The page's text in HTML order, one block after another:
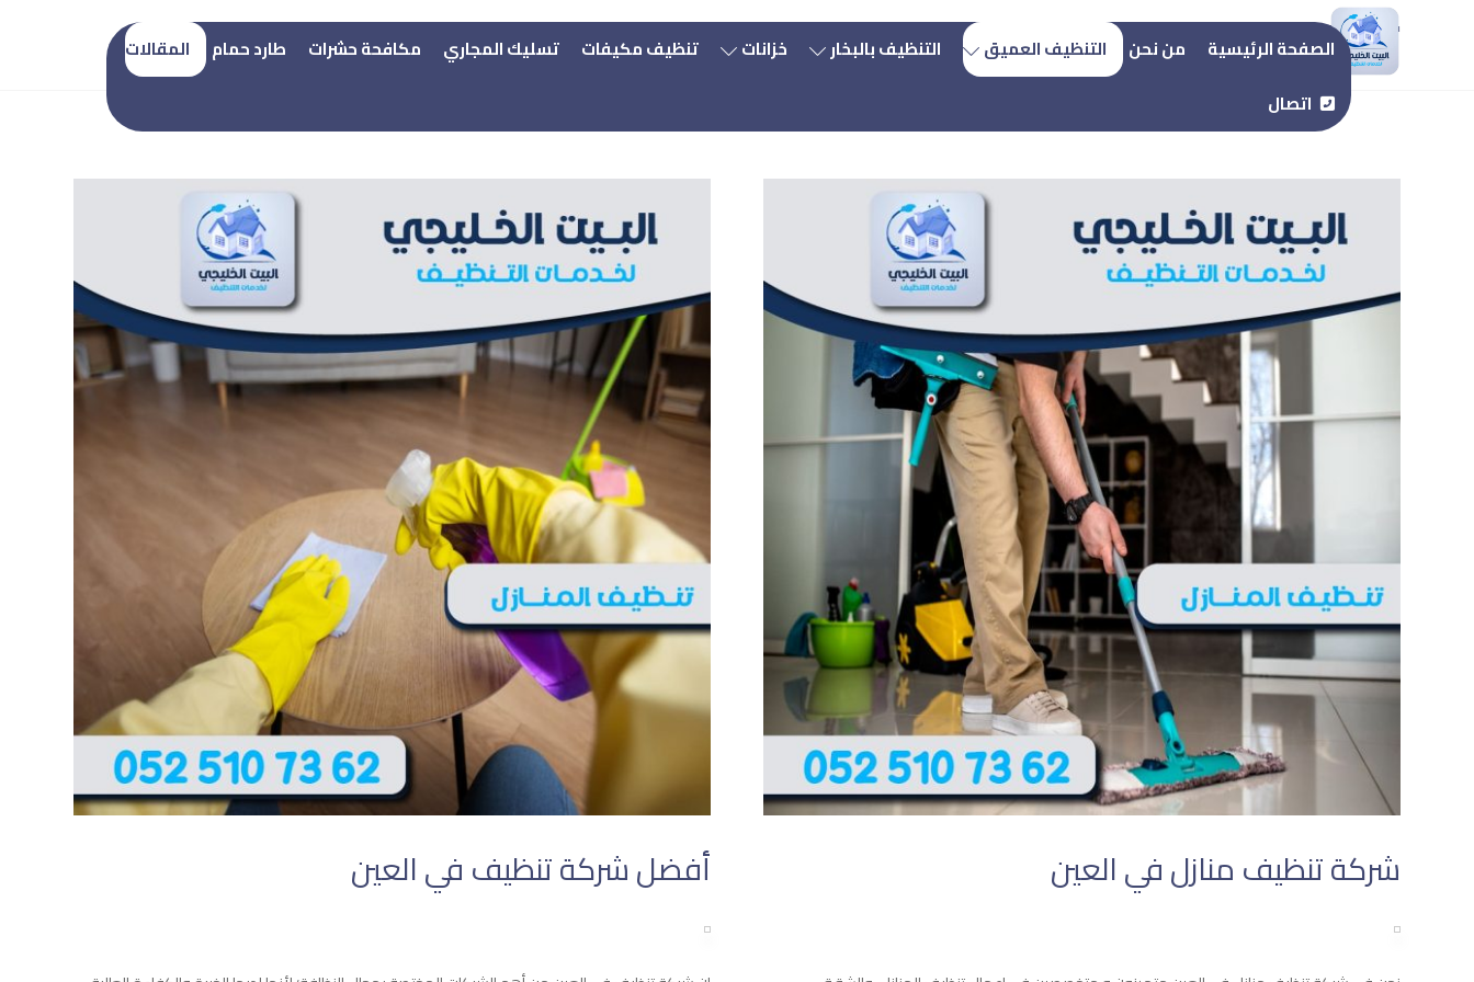
الصفحة الرئيسية من نحن التنظيف العميق التنظيف بالبخار خزانات تنظيف مكيفات تسليك المجاري مكافحة حشرات طارد حمام
المقالات
اتصال
تنظيف منازل المقالات تنظيف منازل
شركة تنظيف منازل في العين أفضل شركة تنظيف في العين